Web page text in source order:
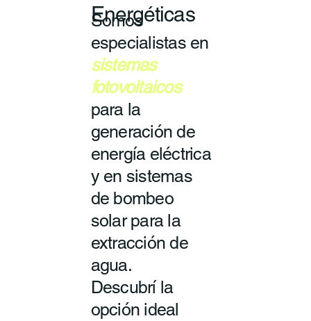
Energéticas
Somos
especialistas en
sistemas
fotovoltaicos
para la
generación de
energía eléctrica
y en sistemas
de bombeo
solar para la
extracción de
agua.
Descubrí la
opción ideal